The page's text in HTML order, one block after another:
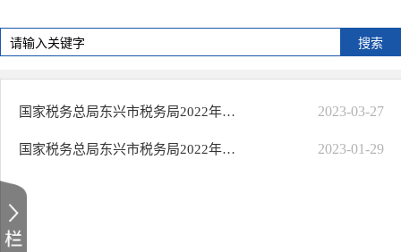
国家税务总局东兴市税务局2022年度法治政府建设工作报告 2023-03-27
国家税务总局东兴市税务局2022年政府信息公开工作年度报告 2023-01-29